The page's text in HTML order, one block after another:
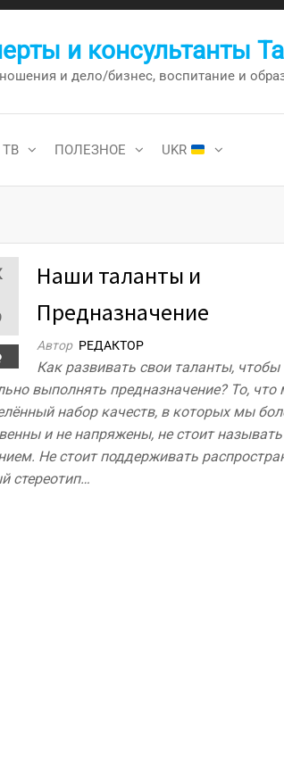
и консультанты
и дело/бизнес, воспитание и
ПОЛЕЗНОЕ UKR
Наши таланты и
Предназначение
Автор РЕДАКТОР
Как развивать свои таланты, чтобы
выполнять предназначение? То,
набор качеств, в которых мы
и не напряжены, не стоит
Не стоит поддерживать
стереотип…